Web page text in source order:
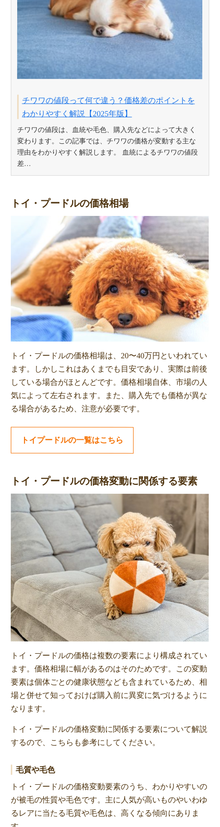
チワワの値段って何で違う？価格差のポイントを
わかりやすく解説【2025年版】
チワワの値段は、血統や毛色、購入先などによって大きく
変わります。この記事では、チワワの価格が変動する主な
理由をわかりやすく解説します。 血統によるチワワの値段
差…
トイ・プードルの価格相場
トイ・プードルの価格相場は、20〜40万円といわれてい
ます。しかしこれはあくまでも目安であり、実際は前後
している場合がほとんどです。価格相場自体、市場の人
気によって左右されます。また、購入先でも価格が異な
る場合があるため、注意が必要です。
トイプードルの一覧はこちら
トイ・プードルの価格変動に関係する要素
トイ・プードルの価格は複数の要素により構成されてい
ます。価格相場に幅があるのはそのためです。この変動
要素は個体ごとの健康状態なども含まれているため、相
場と併せて知っておけば購入前に異変に気づけるように
なります。
トイ・プードルの価格変動に関係する要素について解説
するので、こちらも参考にしてください。
毛質や毛色
トイ・プードルの価格変動要素のうち、わかりやすいの
が被毛の性質や毛色です。主に人気が高いものやいわゆ
るレアに当たる毛質や毛色は、高くなる傾向にありま